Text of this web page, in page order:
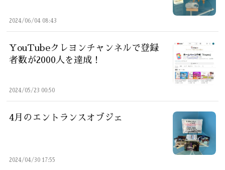
2024/06/04 08:43
YouTubeクレヨンチャンネルで登録
者数が2000人を達成！
2024/05/23 00:50
4月のエントランスオブジェ
2024/04/30 17:55